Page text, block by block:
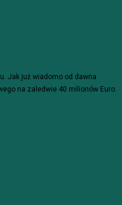
Jak już wiadomo od dawna
na zaledwie 40 milionów Euro.